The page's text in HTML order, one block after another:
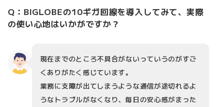
Q：BIGLOBEの10ギガ回線を導入してみて、実際
の使い心地はいかがですか？
現在までのところ不具合がないっていうのがすご
くありがたく感じています。
業務に支障が出てしまうような通信が途切れるよ
うなトラブルがなくなり、毎日の安心感がまった